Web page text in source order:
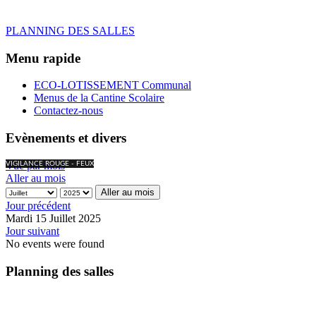
PLANNING DES SALLES
Menu rapide
ECO-LOTISSEMENT Communal
Menus de la Cantine Scolaire
Contactez-nous
Evènements et divers
VIGILANCE ROUGE - FEUX
Vue par mois
Aller au mois
Aller au mois
Jour précédent
Mardi 15 Juillet 2025
Jour suivant
No events were found
Planning des salles